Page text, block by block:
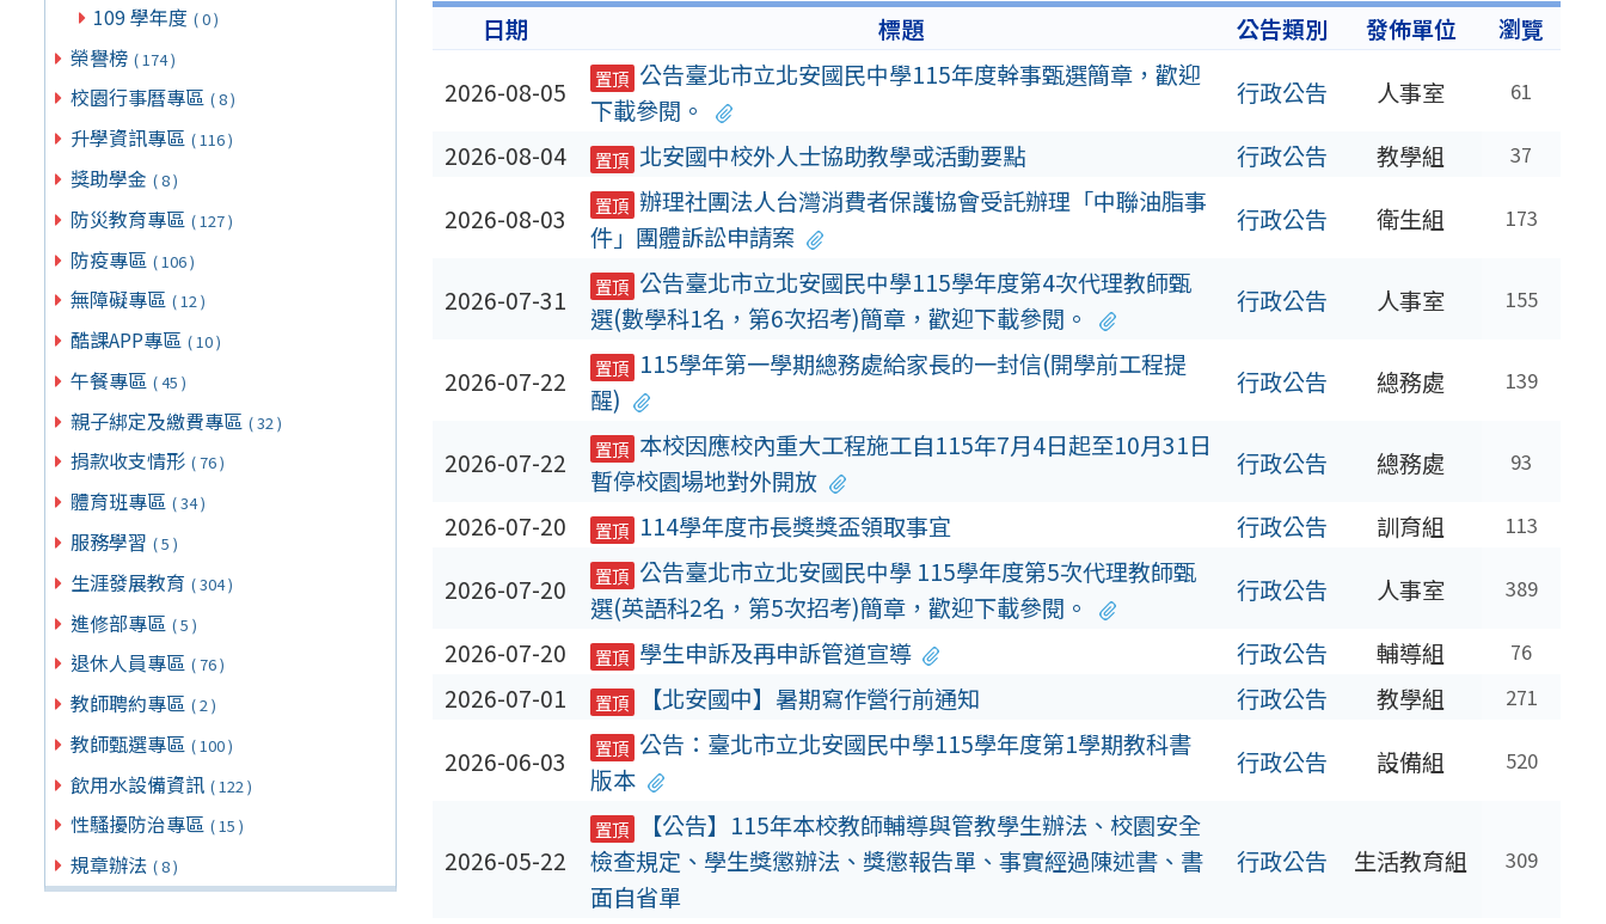
109 學年度 ( 0 )
榮譽榜 ( 174 )
校園行事曆專區 ( 8 )
升學資訊專區 ( 116 )
獎助學金 ( 8 )
防災教育專區 ( 127 )
防疫專區 ( 106 )
無障礙專區 ( 12 )
酷課APP專區 ( 10 )
午餐專區 ( 45 )
親子綁定及繳費專區 ( 32 )
捐款收支情形 ( 76 )
體育班專區 ( 34 )
服務學習 ( 5 )
生涯發展教育 ( 304 )
進修部專區 ( 5 )
退休人員專區 ( 76 )
教師聘約專區 ( 2 )
教師甄選專區 ( 100 )
飲用水設備資訊 ( 122 )
性騷擾防治專區 ( 15 )
規章辦法 ( 8 )
日期 標題 公告類別 發佈單位
瀏覽
2026-08-05
置頂 公告臺北市立北安國民中學115年度幹事甄選簡章，歡迎
下載參閱。
行政公告 人事室 61
2026-08-04 置頂 北安國中校外人士協助教學或活動要點 行政公告 教學組 37
2026-08-03 置頂 辦理社團法人台灣消費者保護協會受託辦理「中聯油脂事
件」團體訴訟申請案
行政公告 衛生組 173
2026-07-31 置頂 公告臺北市立北安國民中學115學年度第4次代理教師甄
選(數學科1名，第6次招考)簡章，歡迎下載參閱。
行政公告 人事室 155
2026-07-22 置頂 115學年第一學期總務處給家長的一封信(開學前工程提
醒)
行政公告 總務處 139
2026-07-22 置頂 本校因應校內重大工程施工自115年7月4日起至10月31日
暫停校園場地對外開放
行政公告 總務處 93
2026-07-20 置頂 114學年度市長獎獎盃領取事宜 行政公告 訓育組 113
2026-07-20 置頂 公告臺北市立北安國民中學 115學年度第5次代理教師甄
選(英語科2名，第5次招考)簡章，歡迎下載參閱。
行政公告 人事室 389
2026-07-20 置頂 學生申訴及再申訴管道宣導 行政公告 輔導組 76
2026-07-01 置頂 【北安國中】暑期寫作營行前通知 行政公告 教學組 271
2026-06-03 置頂 公告：臺北市立北安國民中學115學年度第1學期教科書
版本
行政公告 設備組 520
2026-05-22
置頂
【公告】115年本校教師輔導與管教學生辦法、校園安全
檢查規定、學生獎懲辦法、獎懲報告單、事實經過陳述書、書
面自省單
行政公告 生活教育組 309